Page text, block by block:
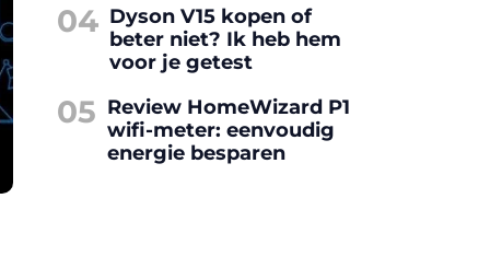
04 Dyson V15 kopen of
beter niet? Ik heb hem
voor je getest
05 Review HomeWizard P1
wifi-meter: eenvoudig
energie besparen